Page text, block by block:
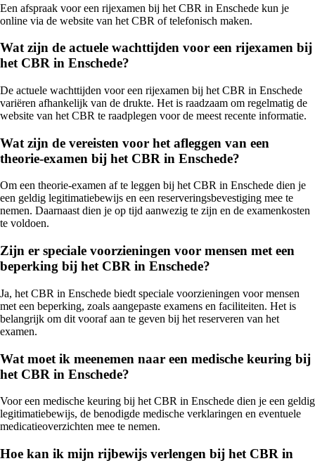
Een afspraak voor een rijexamen bij het CBR in Enschede kun je
online via de website van het CBR of telefonisch maken.
Wat zijn de actuele wachttijden voor een rijexamen bij
het CBR in Enschede?
De actuele wachttijden voor een rijexamen bij het CBR in Enschede
variëren afhankelijk van de drukte. Het is raadzaam om regelmatig de
website van het CBR te raadplegen voor de meest recente informatie.
Wat zijn de vereisten voor het afleggen van een
theorie-examen bij het CBR in Enschede?
Om een theorie-examen af te leggen bij het CBR in Enschede dien je
een geldig legitimatiebewijs en een reserveringsbevestiging mee te
nemen. Daarnaast dien je op tijd aanwezig te zijn en de examenkosten
te voldoen.
Zijn er speciale voorzieningen voor mensen met een
beperking bij het CBR in Enschede?
Ja, het CBR in Enschede biedt speciale voorzieningen voor mensen
met een beperking, zoals aangepaste examens en faciliteiten. Het is
belangrijk om dit vooraf aan te geven bij het reserveren van het
examen.
Wat moet ik meenemen naar een medische keuring bij
het CBR in Enschede?
Voor een medische keuring bij het CBR in Enschede dien je een geldig
legitimatiebewijs, de benodigde medische verklaringen en eventuele
medicatieoverzichten mee te nemen.
Hoe kan ik mijn rijbewijs verlengen bij het CBR in